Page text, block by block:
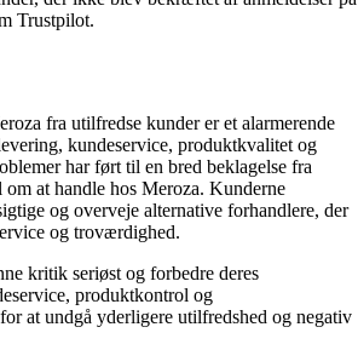
Trustpilot.
fra utilfredse kunder er et alarmerende
kundeservice, produktkvalitet og
har ført til en bred beklagelse fra
om at handle hos Meroza. Kunderne
og overveje alternative forhandlere, der
og troværdighed.
kritik seriøst og forbedre deres
produktkontrol og
at undgå yderligere utilfredshed og negativ